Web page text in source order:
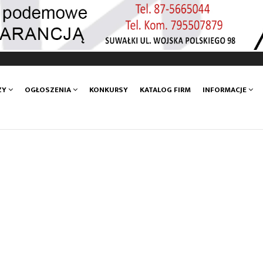
OGŁOSZENIA KONKURSY KATALOG FIRM INFORMACJE